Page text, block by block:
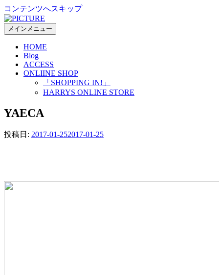
コンテンツへスキップ
メインメニュー
HOME
Blog
ACCESS
ONLIINE SHOP
「SHOPPING IN!」
HARRYS ONLINE STORE
YAECA
投稿日: 2017-01-252017-01-25